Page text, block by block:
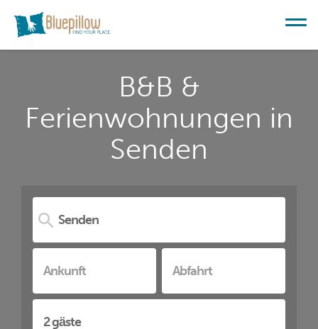
B&B &
Ferienwohnungen in
Senden